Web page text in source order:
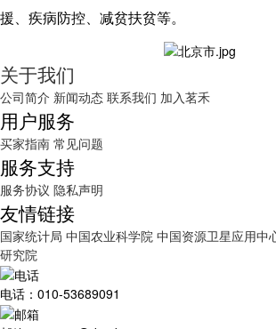
援、疾病防控、减贫扶贫等。
关于我们
公司简介 新闻动态 联系我们 加入茗禾
用户服务
买家指南 常见问题
服务支持
服务协议 隐私声明
友情链接
国家统计局 中国农业科学院 中国资源卫星应用中
研究院
电话：010-53689091